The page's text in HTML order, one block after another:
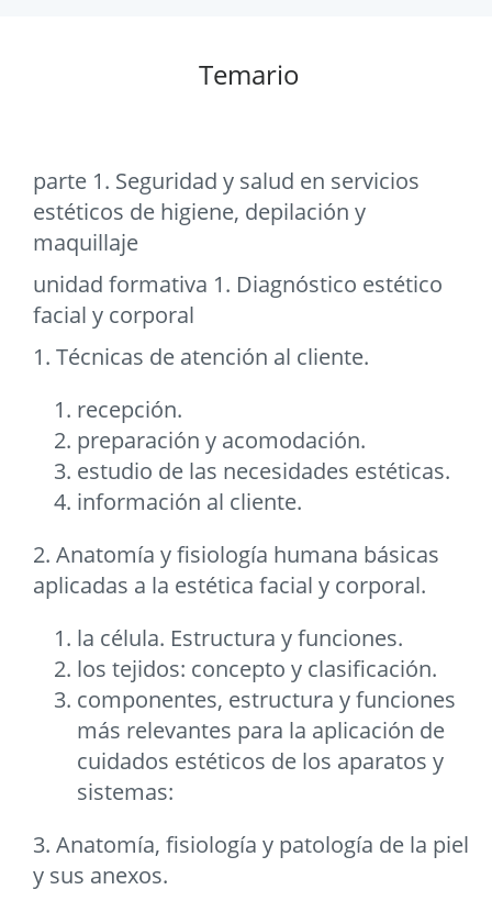
Temario
parte 1. Seguridad y salud en servicios
estéticos de higiene, depilación y
maquillaje
unidad formativa 1. Diagnóstico estético
facial y corporal
1. Técnicas de atención al cliente.
recepción.
preparación y acomodación.
estudio de las necesidades estéticas.
información al cliente.
2. Anatomía y fisiología humana básicas
aplicadas a la estética facial y corporal.
la célula. Estructura y funciones.
los tejidos: concepto y clasificación.
componentes, estructura y funciones
más relevantes para la aplicación de
cuidados estéticos de los aparatos y
sistemas:
3. Anatomía, fisiología y patología de la piel
y sus anexos.